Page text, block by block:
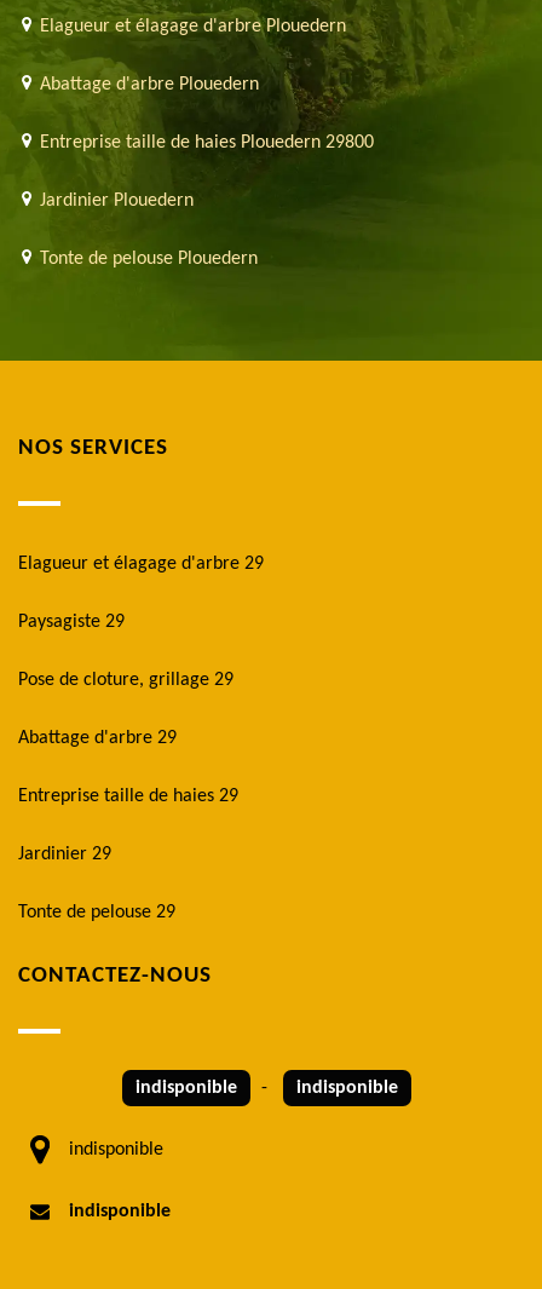
Elagueur et élagage d'arbre Plouedern
Abattage d'arbre Plouedern
Entreprise taille de haies Plouedern 29800
Jardinier Plouedern
Tonte de pelouse Plouedern
NOS SERVICES
Elagueur et élagage d'arbre 29
Paysagiste 29
Pose de cloture, grillage 29
Abattage d'arbre 29
Entreprise taille de haies 29
Jardinier 29
Tonte de pelouse 29
CONTACTEZ-NOUS
indisponible - indisponible
indisponible
indisponible